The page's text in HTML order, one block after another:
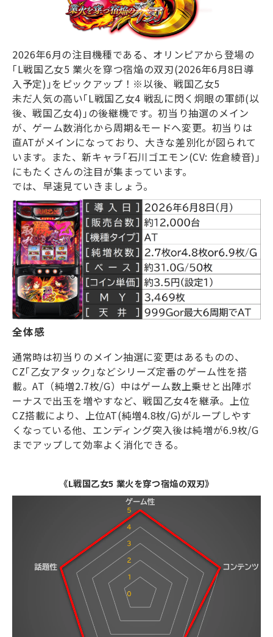
2026年6月の注目機種である、オリンピアから登場の
｢L戦国乙女5 業火を穿つ宿焔の双刃(2026年6月8日導
入予定) ｣をピックアップ！※以後、戦国乙女5
未だ人気の高い｢L戦国乙女4 戦乱に閃く炯眼の軍師(以
後、戦国乙女4) ｣の後継機です。初当り抽選のメイン
が、ゲーム数消化から周期&モードへ変更。初当りは
直ATがメインになっており、大きな差別化が図られて
います。また、新キャラ｢石川ゴエモン(CV: 佐倉綾音) ｣
にもたくさんの注目が集まっています。
では、早速見ていきましょう。
全体感
通常時は初当りのメイン抽選に変更はあるものの、
CZ｢乙女アタック｣などシリーズ定番のゲーム性を搭
載。AT （純増2.7枚/G）中はゲーム数上乗せと出陣ボ
ーナスで出玉を増やすなど、戦国乙女4を継承。上位
CZ搭載により、上位AT(純増4.8枚/G)がループしやす
くなっている他、エンディング突入後は純増が6.9枚/G
までアップして効率よく消化できる。
《L戦国乙女5 業火を穿つ宿焔の双刃》